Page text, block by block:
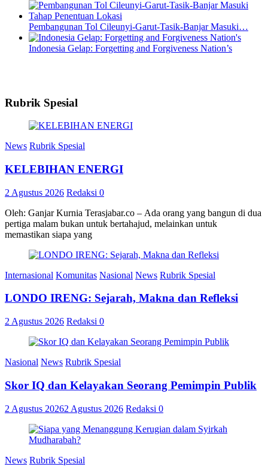
Pembangunan Tol Cileunyi-Garut-Tasik-Banjar Masuki…
Indonesia Gelap: Forgetting and Forgiveness Nation’s
Rubrik Spesial
News Rubrik Spesial
KELEBIHAN ENERGI
2 Agustus 2026 Redaksi 0
Oleh: Ganjar Kurnia Terasjabar.co – Ada orang yang bangun di dua
pertiga malam bukan untuk bertahajud, melainkan untuk
memastikan siapa yang
Internasional Komunitas Nasional News Rubrik Spesial
LONDO IRENG: Sejarah, Makna dan Refleksi
2 Agustus 2026 Redaksi 0
Nasional News Rubrik Spesial
Skor IQ dan Kelayakan Seorang Pemimpin Publik
2 Agustus 20262 Agustus 2026 Redaksi 0
News Rubrik Spesial